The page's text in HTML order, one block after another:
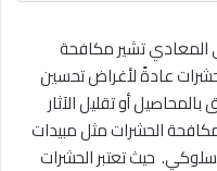
تشير مكافحة
عادةً لأغراض تحسين
أو تقليل الآثار
الحشرات مثل مبيدات
حيث تعتبر الحشرات